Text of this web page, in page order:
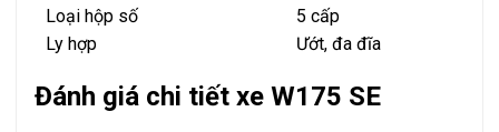
Loại hộp số
5 cấp
Ly hợp
Ướt, đa đĩa
Đánh giá chi tiết xe W175 SE